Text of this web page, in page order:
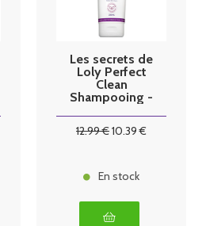
Les secrets de
Loly Perfect
Clean
Shampooing -
12.99€10.39 €
En stock